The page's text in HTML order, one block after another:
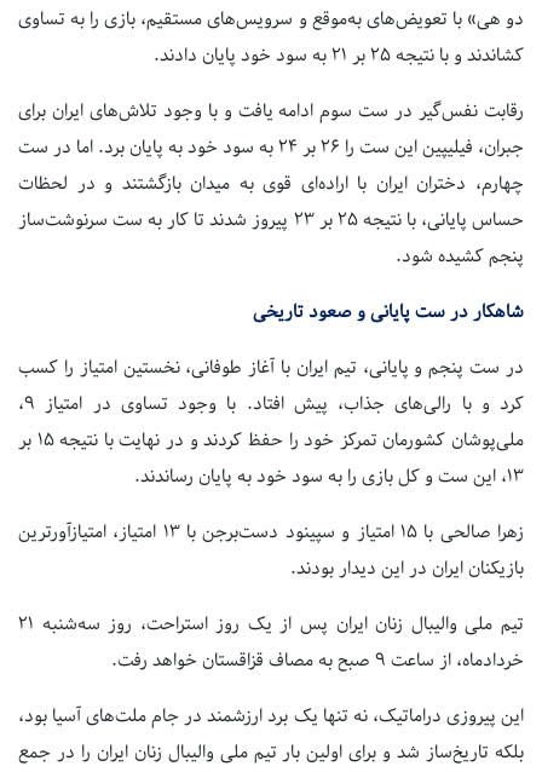
دو هی» با تعویض‌های به‌موقع و سرویس‌های مستقیم، بازی را به تساوی
کشاندند و با نتیجه۲۵بر۲۱به سود خود پایان دادند.
رقابت نفس‌گیر در ست سوم ادامه یافت و با وجود تلاش‌های ایران برای
جبران، فیلیپین این ست را ۲۶بر۲۴به سود خود به پایان برد. اما در ست
چهارم، دختران ایران با اراده‌ای قوی به میدان بازگشتند و در لحظات
حساس پایانی، با نتیجه۲۵بر۲۳ پیروز شدند تا کار به ست سرنوشت‌ساز
پنجم کشیده شود.
شاهکار در ست پایانی و صعود تاریخی
در ست پنجم و پایانی، تیم ایران با آغاز طوفانی، نخستین امتیاز را کسب
کرد و با رالی‌های جذاب، پیش افتاد. با وجود تساوی در امتیاز ۹،
ملی‌پوشان کشورمان تمرکز خود را حفظ کردند و در نهایت با نتیجه۱۵بر
۱۳، این ست و کل بازی را به سود خود به پایان رساندند.
زهرا صالحی با۱۵امتیاز و سپینود دست‌برجن با۱۳ امتیاز، امتیازآورترین
بازیکنان ایران در این دیدار بودند.
تیم ملی والیبال زنان ایران پس از یک روز استراحت، روز سه‌شنبه ۲۱
خردادماه، از ساعت۹صبح به مصاف قزاقستان خواهد رفت.
این پیروزی دراماتیک، نه تنها یک برد ارزشمند در جام ملت‌های آسیا بود،
بلکه تاریخ‌ساز شد و برای اولین بار تیم ملی والیبال زنان ایران را در جمع